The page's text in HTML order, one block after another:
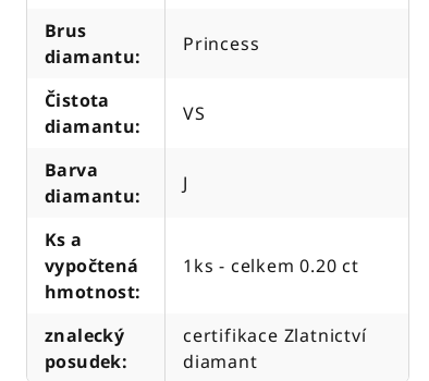
Brus
diamantu:
Princess
Čistota
diamantu:
VS
Barva
diamantu:
J
Ks a
vypočtená
hmotnost:
1ks - celkem 0.20 ct
znalecký
posudek:
certifikace Zlatnictví
diamant